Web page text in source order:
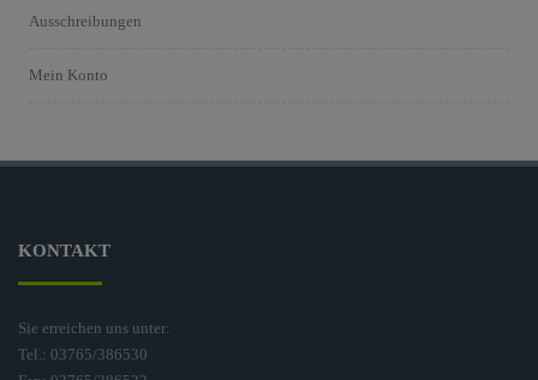
Ausschreibungen
Mein Konto
KONTAKT
Sie erreichen uns unter:
Tel.: 03765/386530